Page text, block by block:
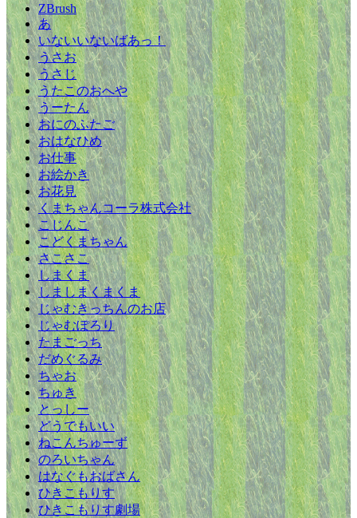
ZBrush
あ
いないいないばあっ！
うさお
うさじ
うたこのおへや
うーたん
おにのふたご
おはなひめ
お仕事
お絵かき
お花見
くまちゃんコーラ株式会社
こじんこ
こどくまちゃん
さこさこ
しまくま
しましまくまくま
じゃむきっちんのお店
じゃむぽろり
たまごっち
だめぐるみ
ちゃお
ちゅき
とっしー
どうでもいい
ねこんちゅーず
のろいちゃん
はなぐもおばさん
ひきこもりす
ひきこもりす劇場